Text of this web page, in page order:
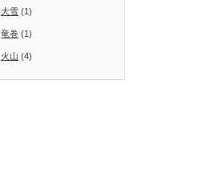
大雪 (1)
竜巻 (1)
火山 (4)